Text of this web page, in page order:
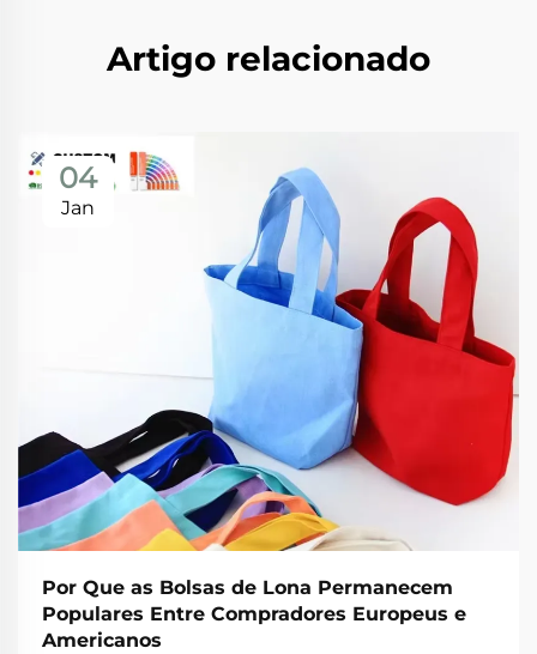
Artigo relacionado
04
Jan
Por Que as Bolsas de Lona Permanecem
Populares Entre Compradores Europeus e
Americanos